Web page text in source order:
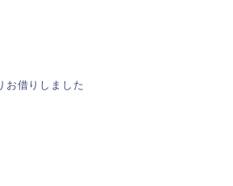
お借りしました